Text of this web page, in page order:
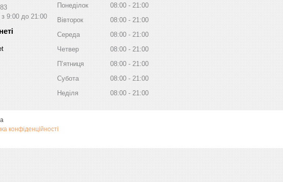
з 9:00 до 21:00
Понеділок 08:00
21:00
Вівторок
08:00
21:00
Середа
08:00
21:00
Четвер
08:00
21:00
Пʼятниця
08:00
21:00
Субота
08:00
21:00
Неділя
08:00 21:00
конфіденційності